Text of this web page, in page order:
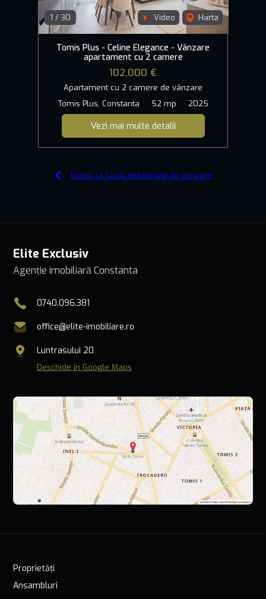
1 / 30 Video Harta
Tomis Plus - Celine Elegance - Vânzare
apartament cu 2 camere
102,000 €
Apartament cu 2 camere de vânzare
Tomis Plus, Constanta
52 mp 2025
Vezi mai multe detalii
Înapoi la Spații industriale de vânzare
Elite Exclusiv
Agenție imobiliară Constanta
0740.096.381
office@elite-imobiliare.ro
Luntrasului 20
Deschide în Google Maps
Proprietăți
Ansambluri